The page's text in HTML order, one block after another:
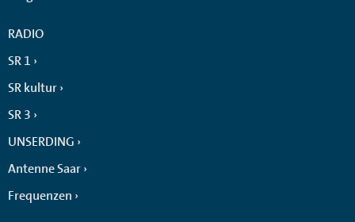
RADIO
SR 1
SR kultur
SR 3
UNSERDING
Antenne Saar
Frequenzen